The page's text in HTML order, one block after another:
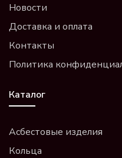
Новости
Доставка и оплата
Контакты
Политика
Каталог
Асбестовые изделия
Кольца